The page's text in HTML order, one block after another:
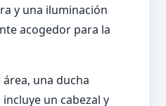
y una iluminación
acogedor para la
una ducha
un cabezal y